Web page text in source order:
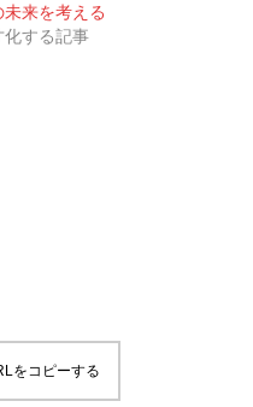
未来を考える
化する記事
をコピーする